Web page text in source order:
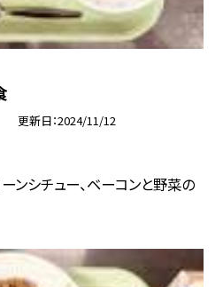
更新日 2024/11/12
ーンシチュー、ベーコンと野菜の